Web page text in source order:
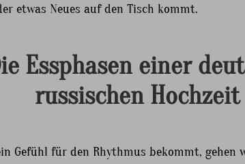
etwas Neues auf den Tisch kommt.
Essphasen einer
russischen Hochzeit
Gefühl für den Rhythmus bekommt, gehen